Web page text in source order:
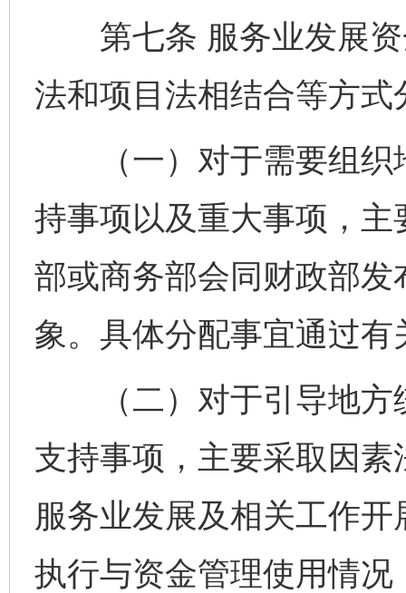
第七条 服务业发展资
法和项目法相结合等方
（一）对于需要组织
持事项以及重大事项，
部或商务部会同财政部
象。具体分配事宜通过
（二）对于引导地方
支持事项，主要采取因
服务业发展及相关工作
执行与资金管理使用情